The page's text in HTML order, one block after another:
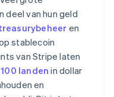
deel van hun geld
en
stablecoin
van Stripe laten
landen in dollar
en